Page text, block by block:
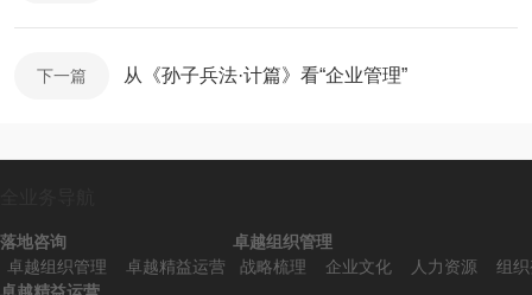
下一篇 从《孙子兵法·计篇》看“企业管理”
落地咨询
卓越组织管理
卓越精益运营
卓越组织管理
战略梳理
企业文化 人力资源
组
卓越精益运营